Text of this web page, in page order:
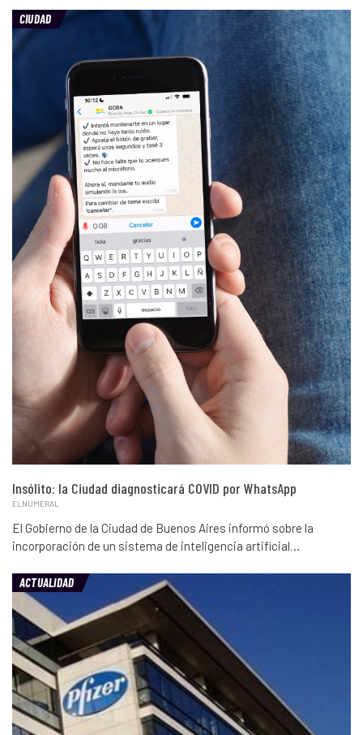
CIUDAD
Insólito: la Ciudad diagnosticará COVID por WhatsApp
ELNUMERAL
El Gobierno de la Ciudad de Buenos Aires informó sobre la
incorporación de un sistema de inteligencia artificial…
ACTUALIDAD